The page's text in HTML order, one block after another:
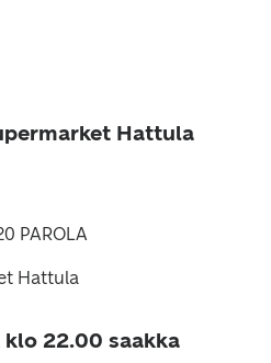
Hattula
PAROLA
Hattula
klo 22.00 saakka